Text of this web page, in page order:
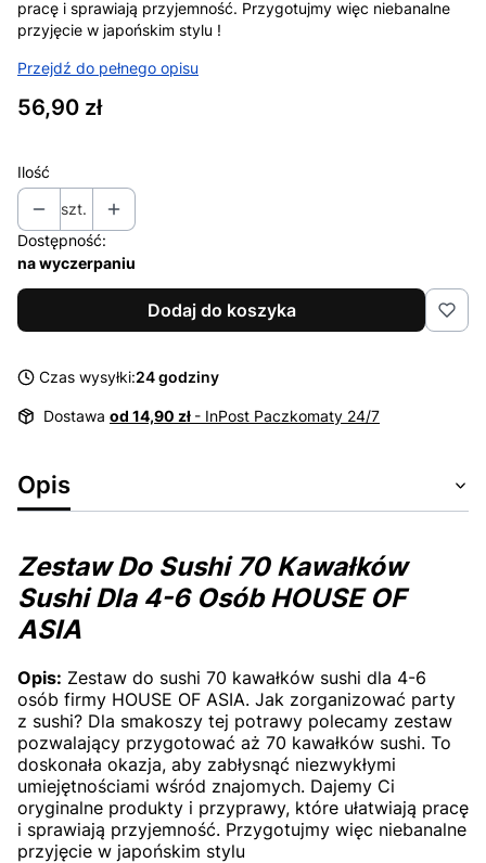
pracę i sprawiają przyjemność. Przygotujmy więc niebanalne
przyjęcie w japońskim stylu !
Przejdź do pełnego opisu
Cena
56,90 zł
Ilość
szt.
Dostępność:
na wyczerpaniu
Dodaj do koszyka
Czas wysyłki:24 godziny
Dostawa od 14,90 zł - InPost Paczkomaty 24/7
Opis
Zestaw Do Sushi 70 Kawałków
Sushi Dla 4-6 Osób HOUSE OF
ASIA
Opis: Zestaw do sushi 70 kawałków sushi dla 4-6
osób firmy HOUSE OF ASIA. Jak zorganizować party
z sushi? Dla smakoszy tej potrawy polecamy zestaw
pozwalający przygotować aż 70 kawałków sushi. To
doskonała okazja, aby zabłysnąć niezwykłymi
umiejętnościami wśród znajomych. Dajemy Ci
oryginalne produkty i przyprawy, które ułatwiają pracę
i sprawiają przyjemność. Przygotujmy więc niebanalne
przyjęcie w japońskim stylu